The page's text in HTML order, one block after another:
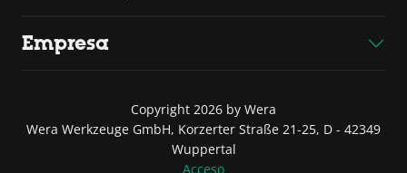
Empresa
Copyright 2026 by Wera
Wera Werkzeuge GmbH, Korzerter Straße 21-25, D - 42349
Wuppertal
Acceso